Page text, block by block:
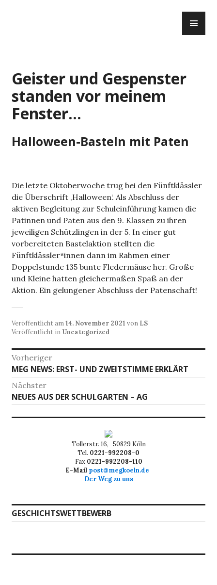
Geister und Gespenster
standen vor meinem
Fenster…
Halloween-Basteln mit Paten
Die letzte Oktoberwoche trug bei den Fünftklässler
die Überschrift ‚Halloween‘. Als Abschluss der
aktiven Begleitung zur Schuleinführung kamen die
Patinnen und Paten aus den 9. Klassen zu ihren
jeweiligen Schützlingen in der 5. In einer gut
vorbereiteten Bastelaktion stellten die
Fünftklässler*innen dann im Rahmen einer
Doppelstunde 135 bunte Fledermäuse her. Große
und Kleine hatten gleichermaßen Spaß an der
Aktion. Ein gelungener Abschluss der Patenschaft!
Veröffentlicht am14. November 2021 von LS
Veröffentlicht in Uncategorized
Beitragsnavigation
Vorheriger
Vorheriger
Beitrag:
MEG NEWS: ERST- UND ZWEITSTIMME ERKLÄRT
Nächster
Nächster
Beitrag:
NEUES AUS DER SCHULGARTEN – AG
Tollerstr. 16, 50829 Köln
Tel. 0221-992208-0
Fax 0221-992208-110
E-Mail post@megkoeln.de
Der Weg zu uns
GESCHICHTSWETTBEWERB